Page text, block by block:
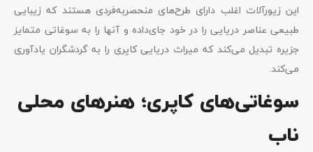
این زیورآلات اغلب دارای طرح‌های منحصربه‌فردی هستند که زیبایی
طبیعی عناصر دریایی را در خود جای‌داده و آنها را به سوغاتی‌ متمایز
جزیره تبدیل می‌کند که میراث دریایی کاپری را به گردشگران یادآوری
می‌کند.
سوغاتی‌های کاپری؛ هنرهای محلی‌
ناب